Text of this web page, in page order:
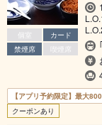
個室
カード
禁煙席
喫煙席
【アプリ予約限定】最大
クーポンあり